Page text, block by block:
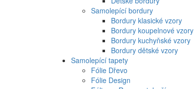
Samolepící bordury
Bordury klasické vzory
Bordury koupelnové vzory
Bordury kuchyňské vzory
Bordury dětské vzory
Samolepící tapety
Fólie Dřevo
Fólie Design